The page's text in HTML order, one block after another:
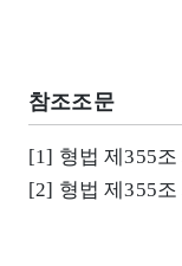
참조조문
[1] 형법 제355조
[2] 형법 제355